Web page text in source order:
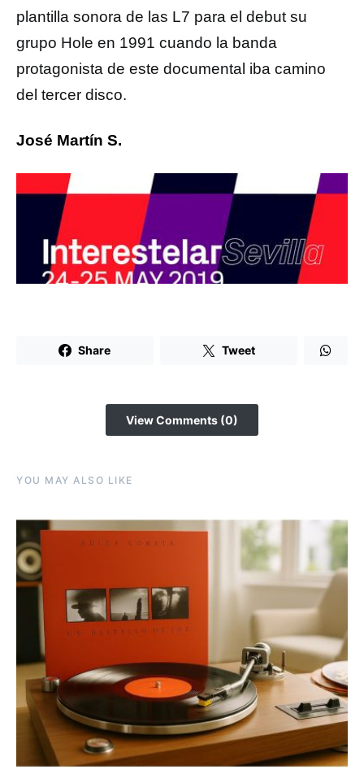
plantilla sonora de las L7 para el debut su
grupo Hole en 1991 cuando la banda
protagonista de este documental iba camino
del tercer disco.
José Martín S.
Share Tweet
View Comments (0)
YOU MAY ALSO LIKE